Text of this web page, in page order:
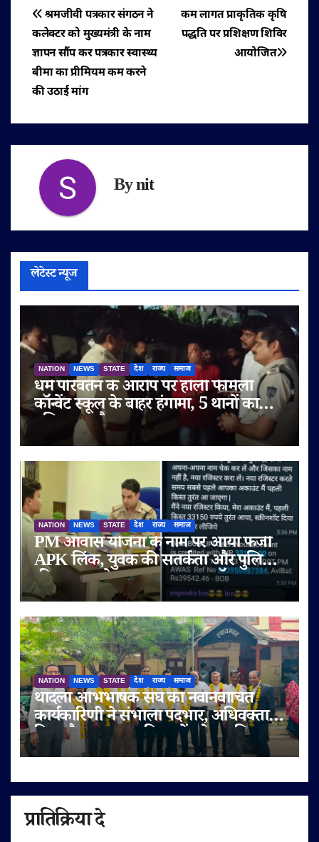
पोस्ट
नेविगेशन
कम लागत प्राकृतिक कृषि
पद्धति पर प्रशिक्षण शिविर
आयोजित
श्रमजीवी पत्रकार संगठन ने
कलेक्टर को मुख्यमंत्री के नाम
ज्ञापन सौंप कर पत्रकार स्वास्थ्य
बीमा का प्रीमियम कम करने
की उठाई मांग
Bynit
लेटेस्ट न्यूज
NATION NEWS STATE देश राज्य समाज
धर्म परिवर्तन के आरोप पर होली फैमिली
कॉन्वेंट स्कूल के बाहर हंगामा, 5 थानों का
पुलिस बल तैनात
NATION NEWS STATE देश राज्य समाज
PM आवास योजना के नाम पर आया फर्जी
APK लिंक, युवक की सतर्कता और पुलिस
की तत्परता से टला बड़ा साइबर फ्रॉड
NATION NEWS STATE देश राज्य समाज
थांदला अभिभाषक संघ की नवनिर्वाचित
कार्यकारिणी ने संभाला पदभार, अधिवक्ता
हित और पक्षकार सुविधाओं को प्राथमिकता
प्रातिक्रिया दे